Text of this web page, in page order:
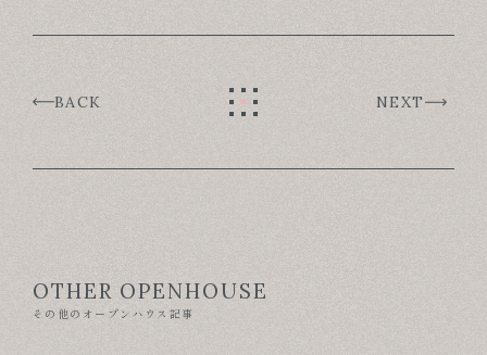
BACK NEXT
OTHER OPENHOUSE
その他のオープンハウス記事